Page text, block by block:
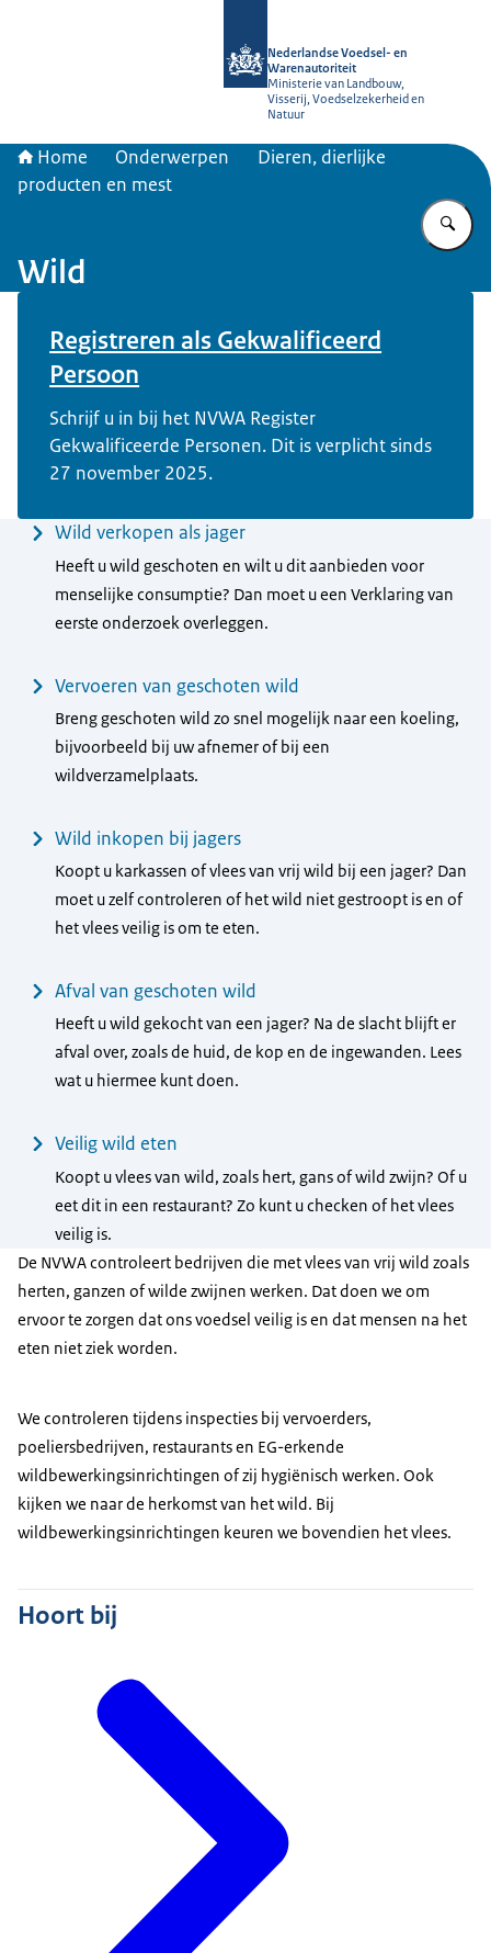
Nederlandse Voedsel- en
Warenautoriteit
Ministerie van Landbouw,
Visserij, Voedselzekerheid en
Natuur
Home Onderwerpen
Dieren, dierlijke
producten en mest
Wild
Registreren als Gekwalificeerd
Persoon
Schrijf u in bij het NVWA Register
Gekwalificeerde Personen. Dit is verplicht sinds
27 november 2025.
MenuWild verkopen als jager
Heeft u wild geschoten en wilt u dit aanbieden voor
menselijke consumptie? Dan moet u een Verklaring van
eerste onderzoek overleggen.
Vervoeren van geschoten wild
Breng geschoten wild zo snel mogelijk naar een koeling,
bijvoorbeeld bij uw afnemer of bij een
wildverzamelplaats.
Wild inkopen bij jagers
Koopt u karkassen of vlees van vrij wild bij een jager? Dan
moet u zelf controleren of het wild niet gestroopt is en of
het vlees veilig is om te eten.
Afval van geschoten wild
Heeft u wild gekocht van een jager? Na de slacht blijft er
afval over, zoals de huid, de kop en de ingewanden. Lees
wat u hiermee kunt doen.
Veilig wild eten
Koopt u vlees van wild, zoals hert, gans of wild zwijn? Of u
eet dit in een restaurant? Zo kunt u checken of het vlees
veilig is.
De NVWA controleert bedrijven die met vlees van vrij wild zoals
herten, ganzen of wilde zwijnen werken. Dat doen we om
ervoor te zorgen dat ons voedsel veilig is en dat mensen na het
eten niet ziek worden.
We controleren tijdens inspecties bij vervoerders,
poeliersbedrijven, restaurants en EG-erkende
wildbewerkingsinrichtingen of zij hygiënisch werken. Ook
kijken we naar de herkomst van het wild. Bij
wildbewerkingsinrichtingen keuren we bovendien het vlees.
Hoort bij